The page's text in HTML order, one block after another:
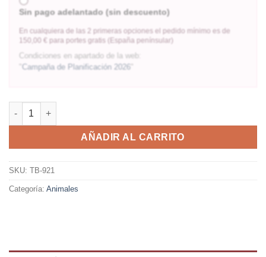
Sin pago adelantado (sin descuento)
En cualquiera de las 2 primeras opciones el pedido mínimo es de
150,00 € para portes gratis (España penínsular)
Condiciones en apartado de la web:
"Campaña de Planificación 2026 "
AÑADIR AL CARRITO
SKU: TB-921
Categoría: Animales